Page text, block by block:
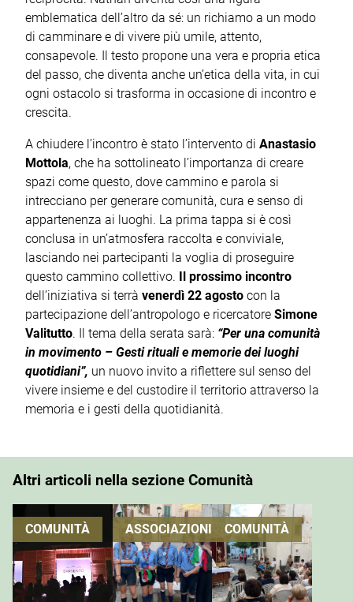
emblematica dell’altro da sé: un richiamo a un modo
di camminare e di vivere più umile, attento,
consapevole. Il testo propone una vera e propria etica
del passo, che diventa anche un’etica della vita, in cui
ogni ostacolo si trasforma in occasione di incontro e
crescita.
A chiudere l’incontro è stato l’intervento di Anastasio
Mottola, che ha sottolineato l’importanza di creare
spazi come questo, dove cammino e parola si
intrecciano per generare comunità, cura e senso di
appartenenza ai luoghi. La prima tappa si è così
conclusa in un’atmosfera raccolta e conviviale,
lasciando nei partecipanti la voglia di proseguire
questo cammino collettivo. Il prossimo incontro
dell’iniziativa si terrà venerdì 22 agosto con la
partecipazione dell’antropologo e ricercatore Simone
Valitutto. Il tema della serata sarà: “Per una comunità
in movimento – Gesti rituali e memorie dei luoghi
quotidiani”, un nuovo invito a riflettere sul senso del
vivere insieme e del custodire il territorio attraverso la
memoria e i gesti della quotidianità.
Altri articoli nella sezione Comunità
COMUNITÀ ASSOCIAZIONI COMUNITÀ